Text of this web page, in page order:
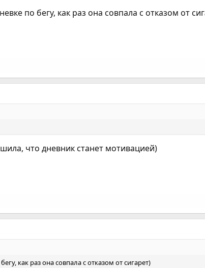
по бегу, как раз она совпала с отказом от
что дневник станет мотивацией)
как раз она совпала с отказом от сигарет)